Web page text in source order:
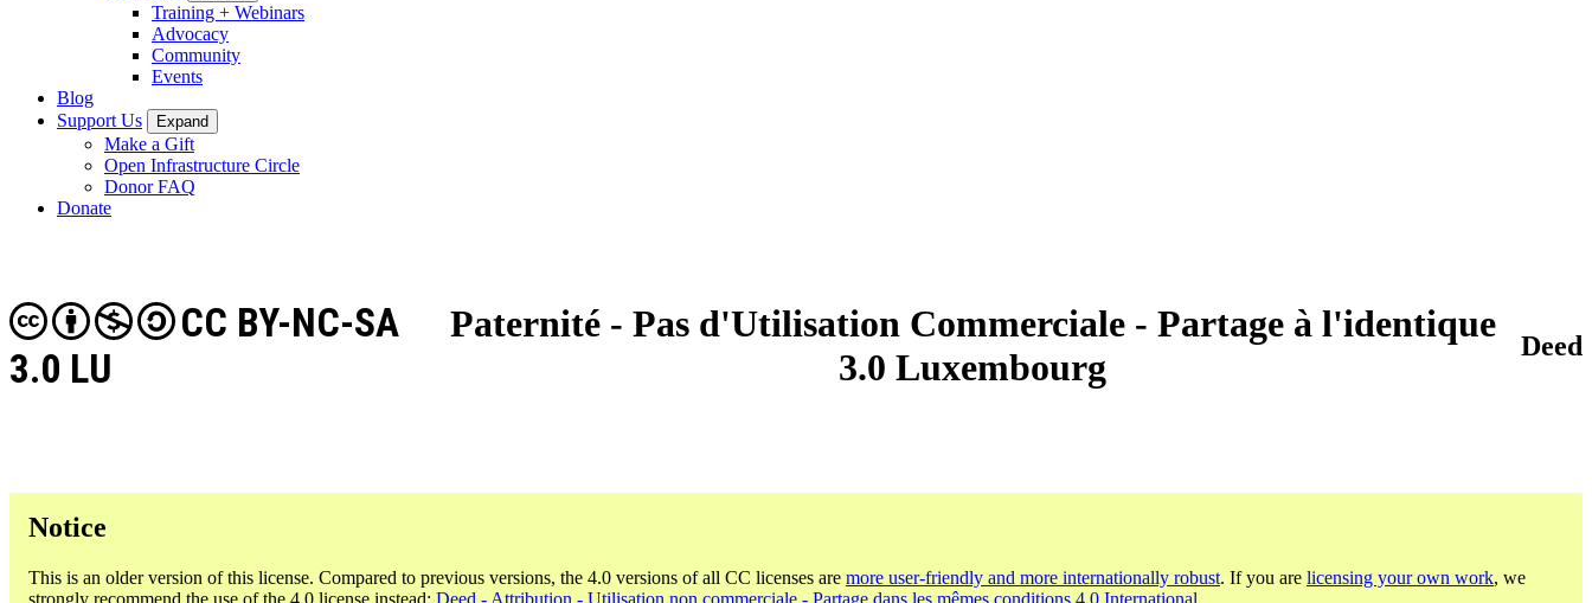
Training + Webinars
Advocacy
Community
Events
Blog
Support Us
Expand
Make a Gift
Open Infrastructure Circle
Donor FAQ
Donate
Paternité - Pas d'Utilisation Commerciale - Partage à l'identique
3.0 Luxembourg
CC BY-NC-SA
3.0 LU
Deed
Notice
This is an older version of this license. Compared to previous versions, the 4.0 versions of all CC licenses are more user-friendly and more internationally robust. If you are licensing your own work, we
strongly recommend the use of the 4.0 license instead: Deed - Attribution - Utilisation non commerciale - Partage dans les mêmes conditions 4.0 International